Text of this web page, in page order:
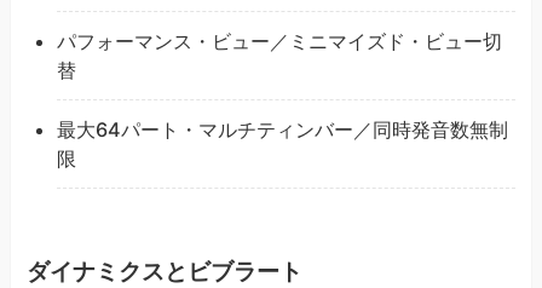
パフォーマンス・ビュー／ミニマイズド・ビュー切
替
最大64パート・マルチティンバー／同時発音数無制
限
ダイナミクスとビブラート